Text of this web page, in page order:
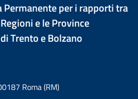
Permanente per i rapporti tra
e le Province
Trento e Bolzano
Roma (RM)